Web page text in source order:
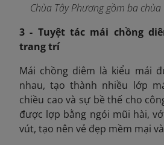
Chùa Tây Phương gồm ba
3 - Tuyệt tác mái chồng
trang trí
Mái chồng diêm là kiểu mái
nhau, tạo thành nhiều lớp
chiều cao và sự bề thế cho
được lợp bằng ngói mũi hài,
vút, tạo nên vẻ đẹp mềm mại